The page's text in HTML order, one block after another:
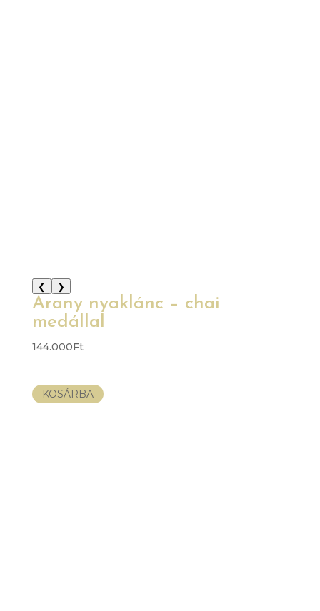
❮ ❯
Arany nyaklánc – chai
medállal
144.000Ft
KOSÁRBA